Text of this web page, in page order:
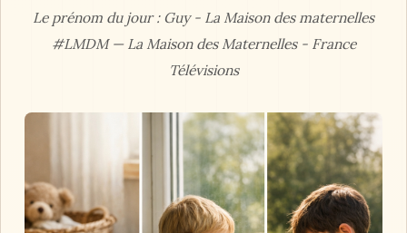
Le prénom du jour : Guy - La Maison des maternelles
#LMDM — La Maison des Maternelles - France
Télévisions